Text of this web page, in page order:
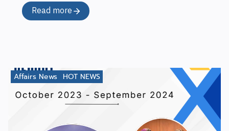
Read more
Affairs News HOT NEWS